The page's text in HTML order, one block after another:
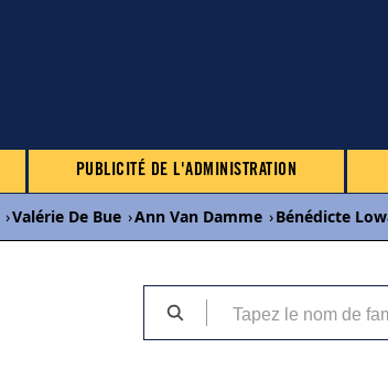
PUBLICITÉ DE L'ADMINISTRATION
›Valérie De Bue ›Ann Van Damme ›Bénédicte